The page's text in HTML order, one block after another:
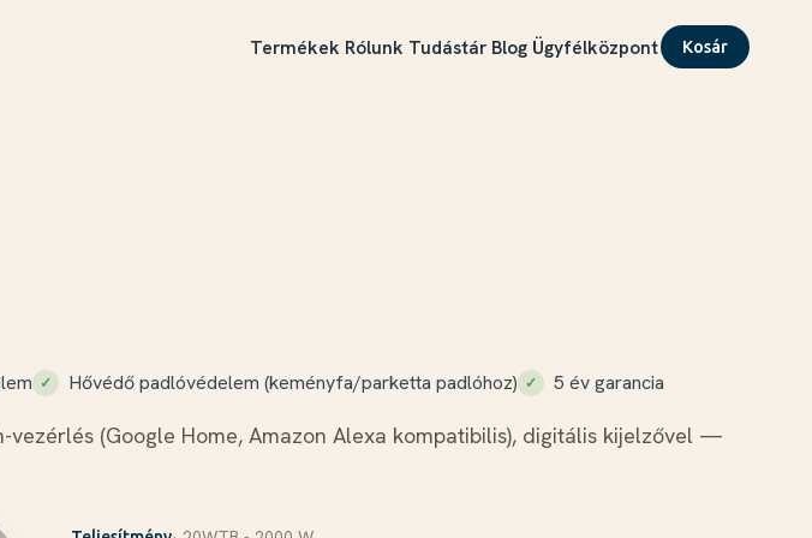
Termékek Rólunk Tudástár Blog Ügyfélközpont Kosár
Hővédő padlóvédelem (keményfa/parketta padlóhoz) 5 év garancia
(Google Home, Amazon Alexa kompatibilis), digitális kijelzővel —